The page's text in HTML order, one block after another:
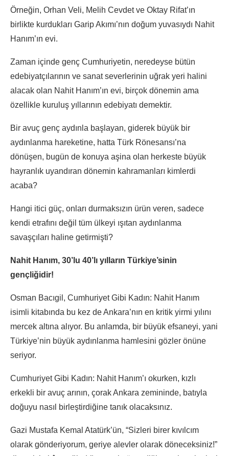
Örneğin, Orhan Veli, Melih Cevdet ve Oktay Rifat’ın
birlikte kurdukları Garip Akımı’nın doğum yuvasıydı Nahit
Hanım’ın evi.
Zaman içinde genç Cumhuriyetin, neredeyse bütün
edebiyatçılarının ve sanat severlerinin uğrak yeri halini
alacak olan Nahit Hanım’ın evi, birçok dönemin ama
özellikle kuruluş yıllarının edebiyatı demektir.
Bir avuç genç aydınla başlayan, giderek büyük bir
aydınlanma hareketine, hatta Türk Rönesansı’na
dönüşen, bugün de konuya aşina olan herkeste büyük
hayranlık uyandıran dönemin kahramanları kimlerdi
acaba?
Hangi itici güç, onları durmaksızın ürün veren, sadece
kendi etrafını değil tüm ülkeyi ışıtan aydınlanma
savaşçıları haline getirmişti?
Nahit Hanım, 30’lu 40’lı yılların Türkiye’sinin
gençliğidir!
Osman Bacıgil, Cumhuriyet Gibi Kadın: Nahit Hanım
isimli kitabında bu kez de Ankara’nın en kritik yirmi yılını
mercek altına alıyor. Bu anlamda, bir büyük efsaneyi, yani
Türkiye’nin büyük aydınlanma hamlesini gözler önüne
seriyor.
Cumhuriyet Gibi Kadın: Nahit Hanım’ı okurken, kızlı
erkekli bir avuç arının, çorak Ankara zemininde, batıyla
doğuyu nasıl birleştirdiğine tanık olacaksınız.
Gazi Mustafa Kemal Atatürk’ün, “Sizleri birer kıvılcım
olarak gönderiyorum, geriye alevler olarak döneceksiniz!”